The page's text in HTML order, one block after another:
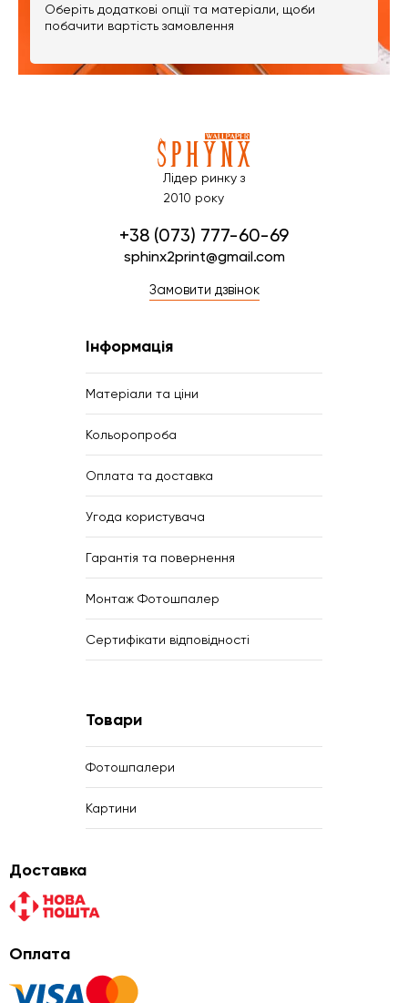
Оберіть додаткові опції та матеріали, щоби
побачити вартість замовлення
Лідер ринку з
2010 року
+38 (073) 777-60-69
sphinx2print@gmail.com
Замовити дзвінок
Інформація
Матеріали та ціни
Кольоропроба
Оплата та доставка
Угода користувача
Гарантія та повернення
Монтаж Фотошпалер
Сертифікати відповідності
Товари
Фотошпалери
Картини
Доставка
Оплата